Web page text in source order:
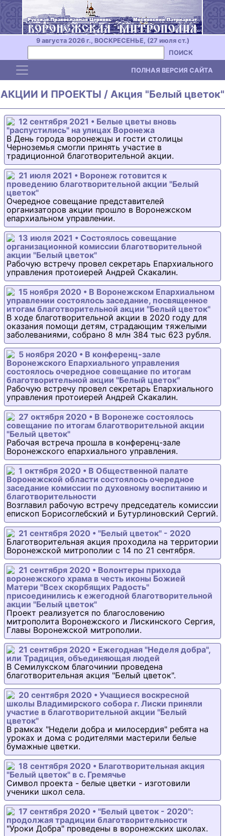
9 августа 2026 г., ВОСКРЕСЕНЬЕ, (27 июля ст.)
ПОИСК
Toggle navigation ПОЛНАЯ ВЕРСИЯ САЙТА
АКЦИИ И ПРОЕКТЫ / Акция "Белый цветок"
12 сентября 2021 • Белые цветы вновь
"распустились" на улицах Воронежа
В День города воронежцы и гости столицы
Черноземья смогли принять участие в
традиционной благотворительной акции.
21 июля 2021 • Воронеж готовится к
проведению благотворительной акции "Белый
цветок"
Очередное совещание представителей
организаторов акции прошло в Воронежском
епархиальном управлении.
13 июля 2021 • Состоялось совещание
организационной комиссии благотворительной
акции "Белый цветок"
Рабочую встречу провел секретарь Епархиального
управления протоиерей Андрей Скакалин.
15 ноября 2020 • В Воронежском Епархиальном
управлении состоялось заседание, посвященное
итогам благотворительной акции "Белый цветок"
В ходе благотворительной акции в 2020 году для
оказания помощи детям, страдающим тяжелыми
заболеваниями, собрано 8 млн 384 тыс 623 рубля.
5 ноября 2020 • В конференц-зале
Воронежского Епархиального управления
состоялось очередное совещание по итогам
благотворительной акции "Белый цветок"
Рабочую встречу провел секретарь Епархиального
управления протоиерей Андрей Скакалин.
27 октября 2020 • В Воронеже состоялось
совещание по итогам благотворительной акции
"Белый цветок"
Рабочая встреча прошла в конференц-зале
Воронежского епархиального управления.
1 октября 2020 • В Общественной палате
Воронежской области состоялось очередное
заседание комиссии по духовному воспитанию и
благотворительности
Возглавил рабочую встречу председатель комиссии
епископ Борисоглебский и Бутурлиновский Сергий.
21 сентября 2020 • "Белый цветок" - 2020
Благотворительная акция проходила на территории
Воронежской митрополии с 14 по 21 сентября.
21 сентября 2020 • Волонтеры прихода
воронежского храма в честь иконы Божией
Матери "Всех скорбящих Радость"
присоединились к ежегодной благотворительной
акции "Белый цветок"
Проект реализуется по благословению
митрополита Воронежского и Лискинского Сергия,
Главы Воронежской митрополии.
21 сентября 2020 • Ежегодная "Неделя добра",
или Традиция, объединяющая людей
В Семилукском благочинии проведена
благотворительная акция "Белый цветок".
20 сентября 2020 • Учащиеся воскресной
школы Владимирского собора г. Лиски приняли
участие в благотворительной акции "Белый
цветок"
В рамках "Недели добра и милосердия" ребята на
уроках и дома с родителями мастерили белые
бумажные цветки.
18 сентября 2020 • Благотворительная акция
"Белый цветок" в с. Гремячье
Символ проекта - белые цветки - изготовили
ученики школ села.
17 сентября 2020 • "Белый цветок - 2020":
продолжая традиции благотворительности
"Уроки Добра" проведены в воронежских школах.